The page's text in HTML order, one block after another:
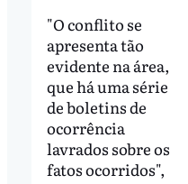
"O conflito se
apresenta tão
evidente na área,
que há uma série
de boletins de
ocorrência
lavrados sobre os
fatos ocorridos",